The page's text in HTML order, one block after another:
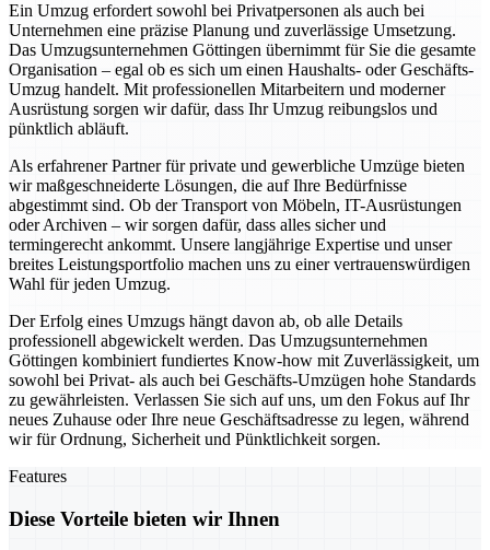
Ein Umzug erfordert sowohl bei Privatpersonen als auch bei
Unternehmen eine präzise Planung und zuverlässige Umsetzung.
Das Umzugsunternehmen Göttingen übernimmt für Sie die gesamte
Organisation – egal ob es sich um einen Haushalts- oder Geschäfts-
Umzug handelt. Mit professionellen Mitarbeitern und moderner
Ausrüstung sorgen wir dafür, dass Ihr Umzug reibungslos und
pünktlich abläuft.
Als erfahrener Partner für private und gewerbliche Umzüge bieten
wir maßgeschneiderte Lösungen, die auf Ihre Bedürfnisse
abgestimmt sind. Ob der Transport von Möbeln, IT-Ausrüstungen
oder Archiven – wir sorgen dafür, dass alles sicher und
termingerecht ankommt. Unsere langjährige Expertise und unser
breites Leistungsportfolio machen uns zu einer vertrauenswürdigen
Wahl für jeden Umzug.
Der Erfolg eines Umzugs hängt davon ab, ob alle Details
professionell abgewickelt werden. Das Umzugsunternehmen
Göttingen kombiniert fundiertes Know-how mit Zuverlässigkeit, um
sowohl bei Privat- als auch bei Geschäfts-Umzügen hohe Standards
zu gewährleisten. Verlassen Sie sich auf uns, um den Fokus auf Ihr
neues Zuhause oder Ihre neue Geschäftsadresse zu legen, während
wir für Ordnung, Sicherheit und Pünktlichkeit sorgen.
Features
Diese Vorteile bieten wir Ihnen